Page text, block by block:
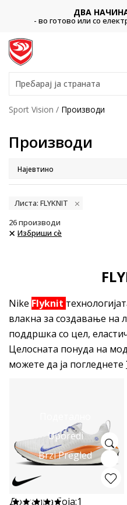
Платете со
Пребарај ја страната
Sport Vision Производи
Производи
Листа: FLYKNIT
26производи
Избриши сè
Nike Flyknit
влакна за создавање на
поддршка со цел,
Целосната понуда на
можете да ја погледнете
Uporedi
Brzi Pregled
Достапна боја:1